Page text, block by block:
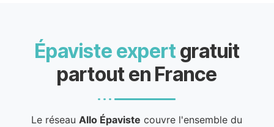
Épaviste expertgratuit
partout en France
Le réseauAllo Épaviste couvre l'ensemble du